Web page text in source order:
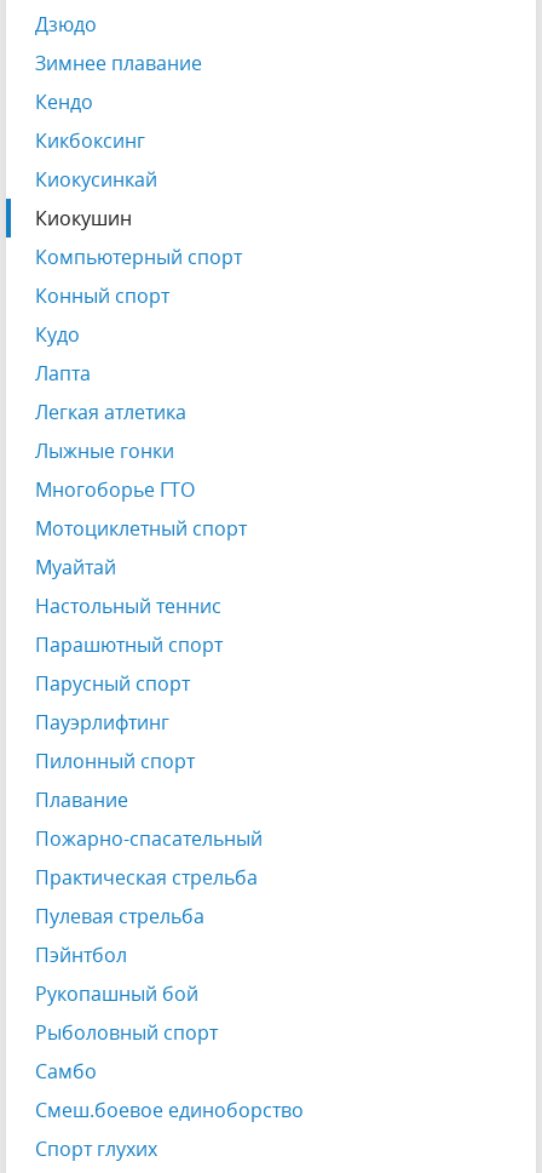
Дзюдо
Зимнее плавание
Кендо
Кикбоксинг
Киокусинкай
Киокушин
Компьютерный спорт
Конный спорт
Кудо
Лапта
Легкая атлетика
Лыжные гонки
Многоборье ГТО
Мотоциклетный спорт
Муайтай
Настольный теннис
Парашютный спорт
Парусный спорт
Пауэрлифтинг
Пилонный спорт
Плавание
Пожарно-спасательный
Практическая стрельба
Пулевая стрельба
Пэйнтбол
Рукопашный бой
Рыболовный спорт
Самбо
Смеш.боевое единоборство
Спорт глухих